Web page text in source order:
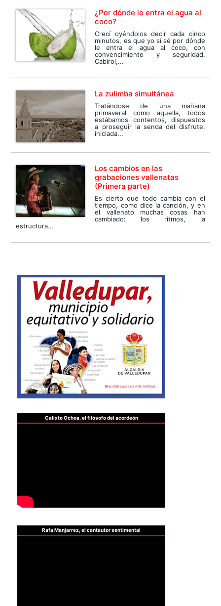
¿Por dónde le entra el agua al
coco?
Crecí oyéndolos decir cada cinco
minutos, es que yo sí sé por dónde
le entra el agua al coco, con
convencimiento y seguridad.
Cabirol,...
La zulimba simultánea
Tratándose de una mañana
primaveral como aquella, todos
estábamos contentos, dispuestos
a proseguir la senda del disfrute,
iniciada...
Los cambios en las
grabaciones vallenatas
(Primera parte)
Es cierto que todo cambia con el
tiempo, como dice la canción, y en
el vallenato muchas cosas han
cambiado: los ritmos, la
estructura...
Calixto Ochoa, el filósofo del acordeón
Rafa Manjarrez, el cantautor sentimental